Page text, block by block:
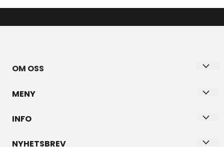
OM OSS
3039 DRAMMEN
Org. nr. 899314352
MENY
INFO
NYHETSBREV